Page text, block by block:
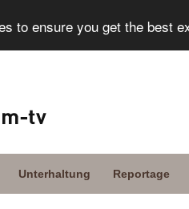
to ensure you get the best
Unterhaltung Reportage